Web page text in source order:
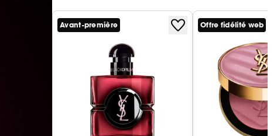
Avant-première Offre fidélité web